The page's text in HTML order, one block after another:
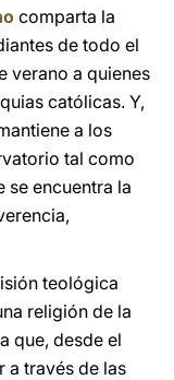
comparta la
de todo el
verano a quienes
católicas. Y,
a los
tal como
se encuentra la
teológica
religión de la
que, desde el
a través de las